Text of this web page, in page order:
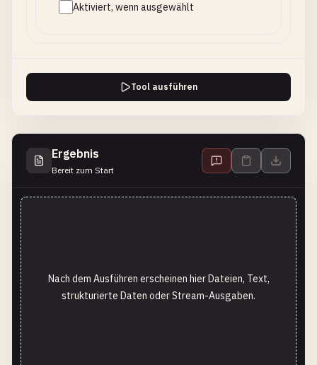
Aktiviert, wenn ausgewählt
Tool ausführen
Ergebnis
Bereit zum Start
Nach dem Ausführen erscheinen hier Dateien, Text,
strukturierte Daten oder Stream-Ausgaben.